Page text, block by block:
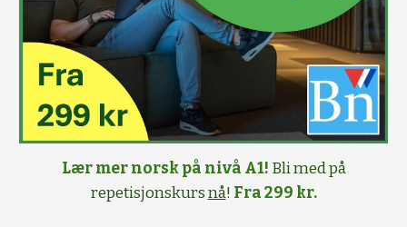
Lær mer norsk på nivå A1! Bli med på
repetisjonskursnå! Fra 299 kr.